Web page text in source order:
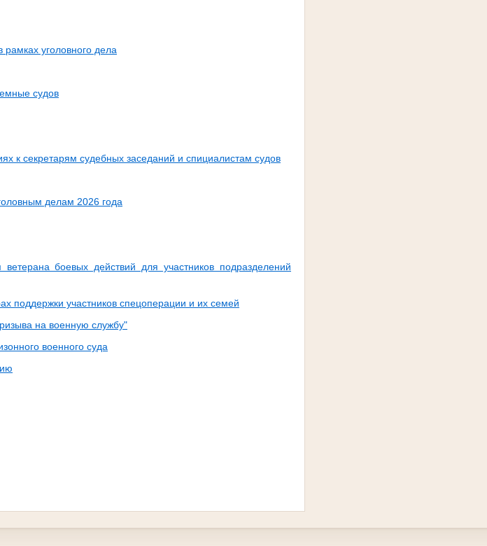
уголовного дела
судов
к секретарям судебных заседаний и спициалистам судов
делам 2026 года
боевых действий для участников подразделений
поддержки участников спецоперации и их семей
на военную службу"
военного суда